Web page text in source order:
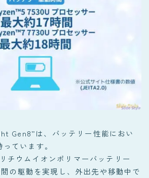
Gen8”は、バッテリー性能におい
ています。
チウムイオンポリマーバッテリー
間の駆動を実現し、外出先や移動中で